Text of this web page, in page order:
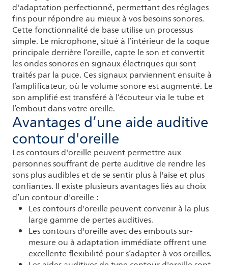
d'adaptation perfectionné, permettant des réglages
fins pour répondre au mieux à vos besoins sonores.
Cette fonctionnalité de base utilise un processus
simple. Le microphone, situé à l’intérieur de la coque
principale derrière l’oreille, capte le son et convertit
les ondes sonores en signaux électriques qui sont
traités par la puce. Ces signaux parviennent ensuite à
l’amplificateur, où le volume sonore est augmenté. Le
son amplifié est transféré à l’écouteur via le tube et
l’embout dans votre oreille.
Avantages d’une aide auditive
contour d'oreille
Les contours d'oreille peuvent permettre aux
personnes souffrant de perte auditive de rendre les
sons plus audibles et de se sentir plus à l'aise et plus
confiantes. Il existe plusieurs avantages liés au choix
d’un contour d'oreille :
Les contours d'oreille peuvent convenir à la plus
large gamme de pertes auditives.
Les contours d'oreille avec des embouts sur-
mesure ou à adaptation immédiate offrent une
excellente flexibilité pour s’adapter à vos oreilles.